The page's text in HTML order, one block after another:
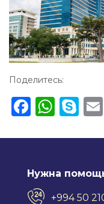
Поделитесь:
Нужна
+994 50